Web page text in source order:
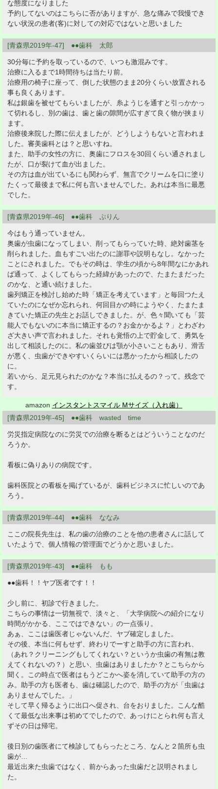
な態度になりました
予約してないのはこちらに否がありますが、急な痛みで我慢でき
ない状況の患者(客)に対しての対応ではないと思いました
[青森県2019年-47] ●●歯科 太郎
30分毎に予約を取っているので、いつも激混みです。
治療に入るまで1時間待ちは当たり前。
治療用の椅子に座って、倒した状態のまま20分くらい放置される
事も良くあります。
私は銀歯を被せてもらいましたが、糸ようじを通すと引っかかっ
て切れるし、別の歯は、歯と歯の隙間が広すぎて良く物が挟まり
ます。
治療後来院した際に伝えましたが、どうしようもないと言われま
した。審美歯科とは？と思いすね。
また、助手の女性の方に、奥歯にフロスを30回くらい通されまし
たが、口が裂けて血が出ました。
その方は血が出ているにも関わらず、無言でクリームを口に塗り
たくって最後まで私に何も言いませんでした。あれは本当に最悪
でした。
[青森県2019年-46] ●●歯科 ぷりん
今はもう通っていません。
奥歯が虫歯になってしまい、削ってもらっていた時、絶対歯茎を
削られました。血もすごい出たのに謝罪や説明もなし。なかった
ことにされました。でもその時は、学生の頃から8年間なにかあれ
ば通って、よくしてもらった経緯があったので、たまたまだった
のかな、と通い続けました。
歯列矯正を検討し始めた時「矯正を考えています」と毎回つたえ
ていたのになぜか忘れられ、何回目かの時にようやく、たまたま
きていた矯正の先生とお話しできました。が、色々聞いても「芸
能人でもないのに本当に矯正するの？お金かかるよ？」とわざわ
ざ大きい声で言われました。それも覚悟の上で貯金して、勇気を
出して相談したのに。私の歯並びは顎が小さいこともあり、滑舌
が悪く、虫歯ができやすいくらいには悪かったから相談したの
に。
若いから、足元見られたのかな？本当に払えるの？って。残念で
す。
amazon インスタントスマイル Mサイズ（入れ歯）
[青森県2019年-45] ●●歯科 wasted time
労災指定病院なのに労災での治療を断るとはどういうことなのだ
ろうか。
看板に偽りありの病院です。
歯科医院との看板を掲げているが、歯科ビジネスに忙しいのであ
ろう。
[青森県2019年-44] ●●歯科 ななみ
ここの院長先生は、私の歯の治療のことを他の患者さんに話して
いたようで、個人情報の管理面でどうかと思いました。
[青森県2019年-43] ●●歯科 もも
●●歯科！！ヤブ医者です！！
少し前に、初診で行きました。
こちらの事情は一切無視で、淡々と、「大学病院への紹介になり
時間がかかる、ここではできない」の一点張り。
あぁ、ここは歯医者じゃないんだ、ヤブ確定しました。
その後、本当に何もせず、終わりでーすと助手の方に言われ、
（あれ？クリーニングもしてくれない？というか虫歯の有無は教
えてくれないの？）と思い、虫歯はありましたか？とこちらから
聞く。この時点で医者はもうどこかへ姿を消していて助手の方の
み。助手の方も医者も、歯は確認したので、助手の方が「虫歯は
ありませんでした。」
そして早く帰るように出口へ促され、台をおりました。こんな酷
くて最低な出来事は初めてでしたので、あっけにとられ何も言え
ずその日は帰宅。
後日別の歯医者にて検診してもらったところ、なんと２箇所も虫
歯が…
最近出来た虫歯ではなく、前からあった虫歯だと説明されまし
た。